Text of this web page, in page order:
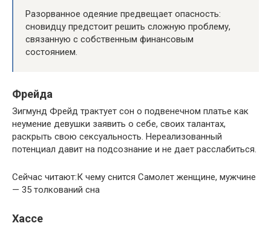
Разорванное одеяние предвещает опасность:
сновидцу предстоит решить сложную проблему,
связанную с собственным финансовым
состоянием.
Фрейда
Зигмунд Фрейд трактует сон о подвенечном платье как
неумение девушки заявить о себе, своих талантах,
раскрыть свою сексуальность. Нереализованный
потенциал давит на подсознание и не дает расслабиться.
Сейчас читают:К чему снится Самолет женщине, мужчине
— 35 толкований сна
Хассе